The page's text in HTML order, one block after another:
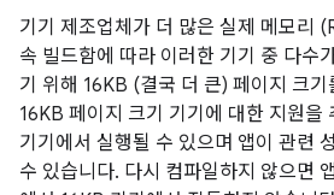
기기 제조업체가 더 많은 실제 메모리
속 빌드함에 따라 이러한 기기 중 다수
기 위해 16KB (결국 더 큰) 페이지 크
16KB 페이지 크기 기기에 대한 지원을
기기에서 실행될 수 있으며 앱이 관련
수 있습니다. 다시 컴파일하지 않으면